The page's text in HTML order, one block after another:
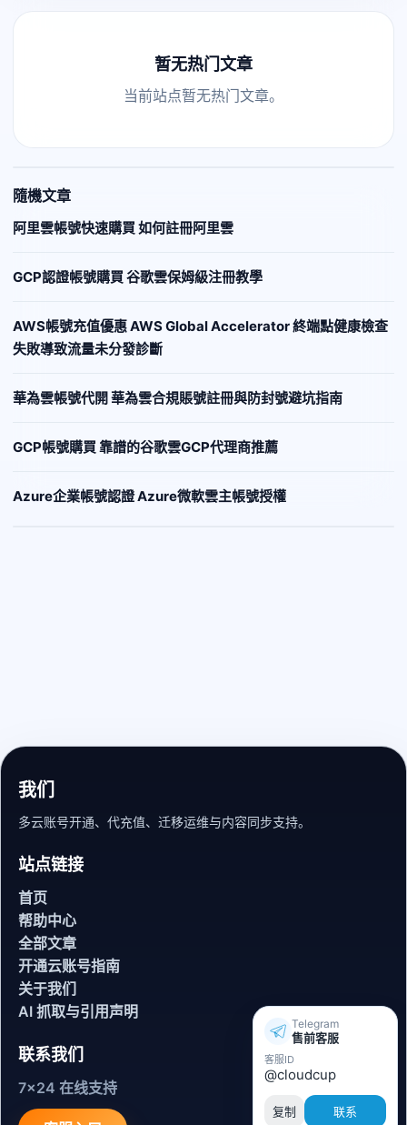
暂无热门文章
当前站点暂无热门文章。
隨機文章
阿里雲帳號快速購買 如何註冊阿里雲
GCP認證帳號購買 谷歌雲保姆級注冊教學
AWS帳號充值優惠 AWS Global Accelerator 終端點健康檢查
失敗導致流量未分發診斷
華為雲帳號代開 華為雲合規賬號註冊與防封號避坑指南
GCP帳號購買 靠譜的谷歌雲GCP代理商推薦
Azure企業帳號認證 Azure微軟雲主帳號授權
我们
多云账号开通、代充值、迁移运维与内容同步支持。
站点链接
首页
帮助中心
全部文章
开通云账号指南
关于我们
AI 抓取与引用声明
联系我们
7x24 在线支持
Telegram
售前客服
客服ID
@cloudcup
复制 联系